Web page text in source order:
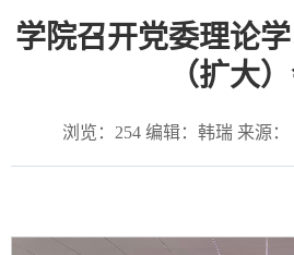
学院召开党委理论
（扩大
浏览： 254 编辑：韩瑞 来源：